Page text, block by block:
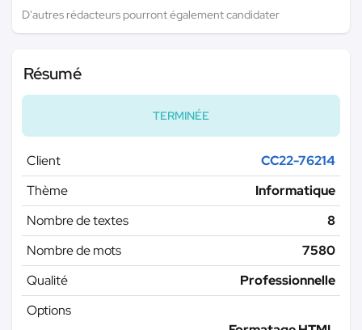
D'autres rédacteurs pourront également candidater
Résumé
TERMINÉE
Client
CC22-76214
Thème
Informatique
Nombre de textes
8
Nombre de mots
7580
Qualité
Professionnelle
Options